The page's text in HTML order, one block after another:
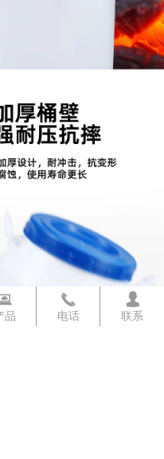
品
끅
电话
넙
联系